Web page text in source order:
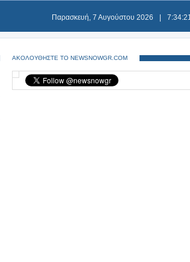
Παρασκευή, 7 Αυγούστου 2026
ΑΚΟΛΟΥΘΗΣΤΕ ΤΟ NEWSNOWGR.COM